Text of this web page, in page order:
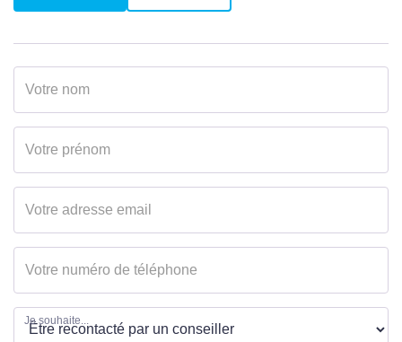
Oui
Année construction 2005
Neuf - Ancien
Etat général Travaux à prévoir
Etat extérieur
Fenêtres Double vitrage
Je souhaite...